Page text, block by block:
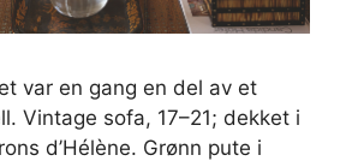
var en gang en del av et
Vintage sofa, 17–21; dekket i
d’Hélène. Grønn pute i